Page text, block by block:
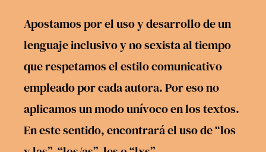
Apostamos por el uso y desarrollo de un
lenguaje inclusivo y no sexista al tiempo
que respetamos el estilo comunicativo
empleado por cada autora. Por eso no
aplicamos un modo unívoco en los textos.
En este sentido, encontrará el uso de “los